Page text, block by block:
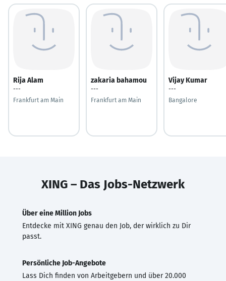
Rija Alam
---
Frankfurt am Main
zakaria bahamou
---
Frankfurt am Main
Vijay Kumar
---
Bangalore
XING – Das Jobs-Netzwerk
Über eine Million Jobs
Entdecke mit XING genau den Job, der wirklich zu Dir
passt.
Persönliche Job-Angebote
Lass Dich finden von Arbeitgebern und über 20.000